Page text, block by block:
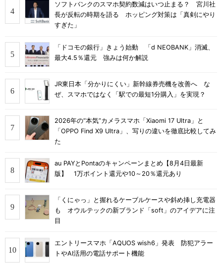
ソフトバンクのスマホ契約数減はいつ止まる？ 宮川社
長が反転の時期を語る ホッピング対策は「真剣にやり
すぎた」
「ドコモの銀行」きょう始動 「d NEOBANK」消滅、
最大4.5％還元 強みは何か解説
JR東日本「分かりにくい」新幹線券売機を改善へ な
ぜ、スマホではなく「駅での最短1分購入」を実現？
2026年の“本気”カメラスマホ「Xiaomi 17 Ultra」と
「OPPO Find X9 Ultra」、写りの違いを徹底比較してみ
た
au PAYとPontaのキャンペーンまとめ【8月4日最新
版】 1万ポイント還元や10～20％還元あり
「くにゃっ」と握れるケーブルケースや斜め挿し充電器
も オウルテックの新ブランド「soft」のアイデアに注
目
エントリースマホ「AQUOS wish6」発表 防犯アラー
トやAI活用の電話サポート機能